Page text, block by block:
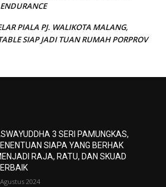
PIALA PJ. WALIKOTA MALANG,
SIAP JADI TUAN RUMAH PORPROV
3 SERI PAMUNGKAS,
SIAPA YANG BERHAK
RAJA, RATU, DAN SKUAD
2024